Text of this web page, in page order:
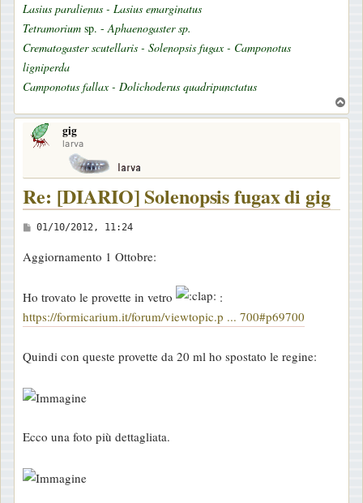
Lasius paralienus - Lasius emarginatus
Tetramorium sp. -Aphaenogaster sp.
Crematogaster scutellaris - Solenopsis fugax - Camponotus
ligniperda
Camponotus fallax - Dolichoderus quadripunctatus
o
gig
larva
Re: [DIARIO] Solenopsis fugax di gig
M
s
a
g
i
01/10/2012, 11:24
Aggiornamento 1 Ottobre:
Ho trovato le provette in vetro
:
https://formicarium.it/forum/viewtopic.p ... 700#p69700
Quindi con queste provette da 20 ml ho spostato le regine:
Ecco una foto più dettagliata.